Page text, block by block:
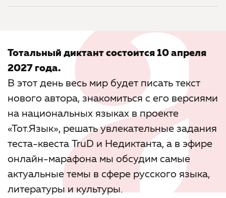
Тотальный диктант состоится 10 апреля
2027 года.
В этот день весь мир будет писать текст
нового автора, знакомиться с его версиями
на национальных языках в проекте
«Тот.Язык», решать увлекательные задания
теста-квеста TruD и Недиктанта, а в эфире
онлайн-марафона мы обсудим самые
актуальные темы в сфере русского языка,
литературы и культуры.